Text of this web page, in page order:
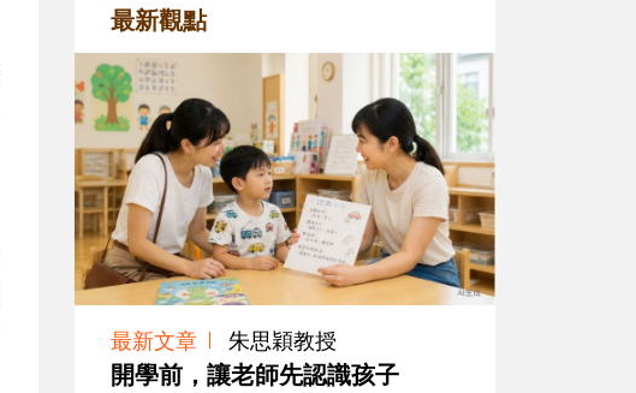
最新觀點
最新文章 朱思穎教授
開學前，讓老師先認識孩子